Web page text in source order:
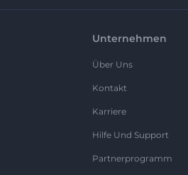
Unternehmen
Über Uns
Kontakt
Karriere
Hilfe Und Support
Partnerprogramm